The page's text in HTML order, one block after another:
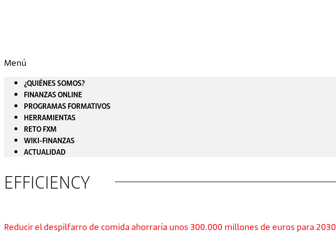
Menú
¿QUIÉNES SOMOS?
FINANZAS ONLINE
PROGRAMAS FORMATIVOS
HERRAMIENTAS
RETO FXM
WIKI-FINANZAS
ACTUALIDAD
EFFICIENCY
Reducir el despilfarro de comida ahorraría unos 300.000 millones de euros para 2030